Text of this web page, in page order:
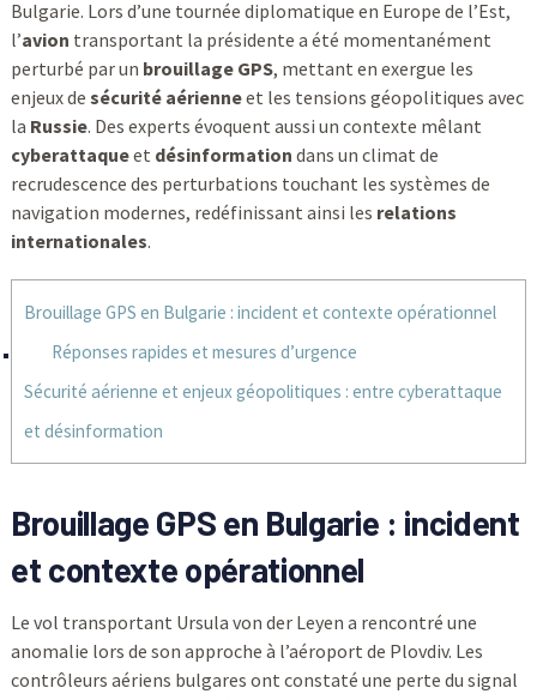
Bulgarie. Lors d’une tournée diplomatique en Europe de l’Est,
l’avion transportant la présidente a été momentanément
perturbé par un brouillage GPS, mettant en exergue les
enjeux de sécurité aérienneet les tensions géopolitiques avec
la Russie. Des experts évoquent aussi un contexte mêlant
cyberattaqueet désinformation dans un climat de
recrudescence des perturbations touchant les systèmes de
navigation modernes, redéfinissant ainsi les relations
internationales.
Brouillage GPS en Bulgarie : incident et contexte opérationnel
Réponses rapides et mesures d’urgence
Sécurité aérienne et enjeux géopolitiques : entre cyberattaque
et désinformation
Brouillage GPS en Bulgarie : incident
et contexte opérationnel
Le vol transportant Ursula von der Leyen a rencontré une
anomalie lors de son approche à l’aéroport de Plovdiv. Les
contrôleurs aériens bulgares ont constaté une perte du signal